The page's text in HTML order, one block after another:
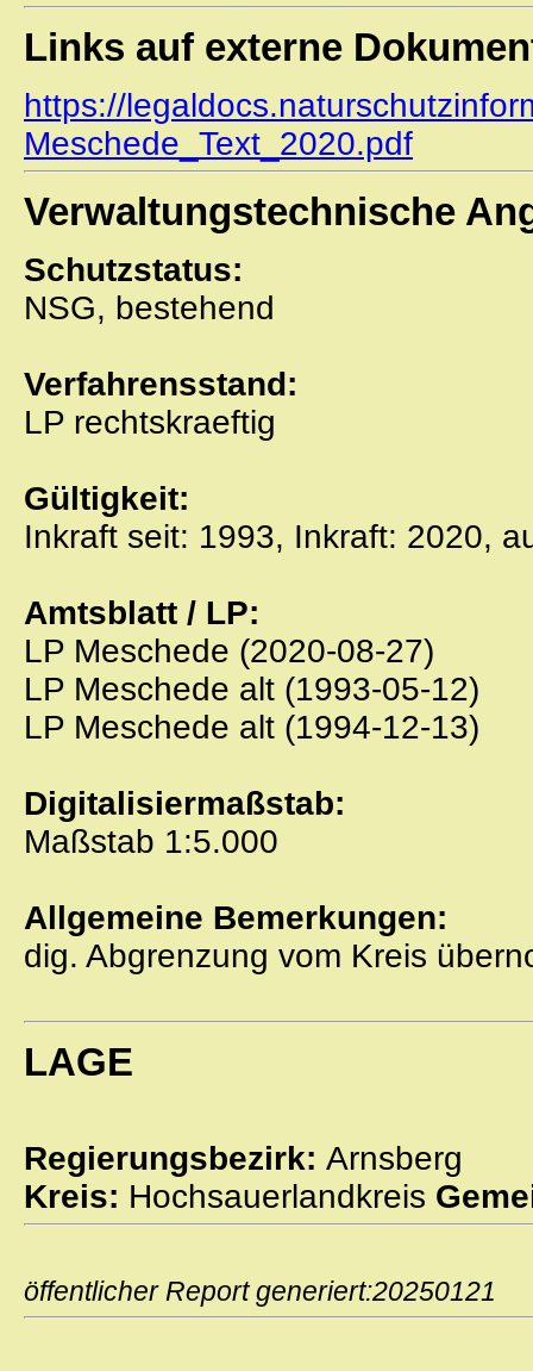
Links auf externe
https://
Meschede_Text_2020.pdf
Verwaltungstechnische
Schutzstatus:
NSG, bestehend
Verfahrensstand:
LP rechtskraeftig
Gültigkeit:
Inkraft seit: 1993, Inkraft: 2020,
Amtsblatt / LP:
LP Meschede (2020-08-27)
LP Meschede alt (1993-05-12)
LP Meschede alt (1994-12-13)
Digitalisiermaßstab:
Maßstab 1:5.000
Allgemeine Bemerkungen:
dig. Abgrenzung vom Kreis
LAGE
Regierungsbezirk: Arnsberg
Kreis: Hochsauerlandkreis
öffentlicher Report